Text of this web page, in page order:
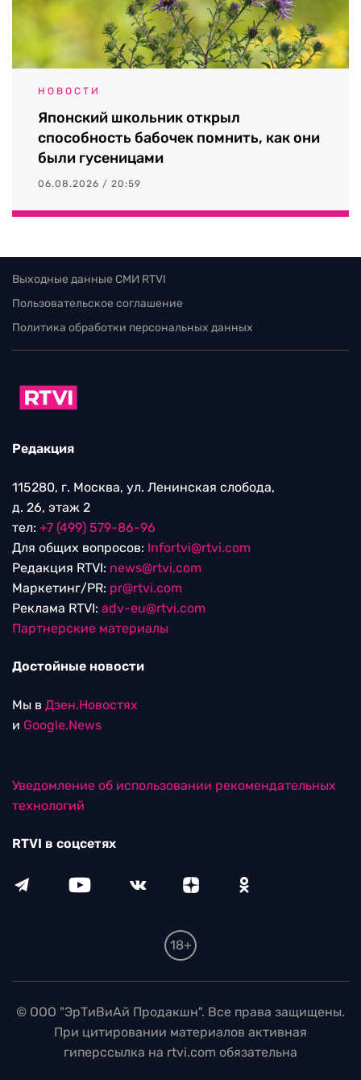
НОВОСТИ
Японский школьник открыл
способность бабочек помнить, как они
были гусеницами
06.08.2026 / 20:59
Выходные данные СМИ RTVI
Пользовательское соглашение
Политика обработки персональных данных
Редакция
115280, г. Москва, ул. Ленинская слобода,
д. 26, этаж 2
тел: +7 (499) 579-86-96
Для общих вопросов: Infortvi@rtvi.com
Редакция RTVI: news@rtvi.com
Маркетинг/PR: pr@rtvi.com
Реклама RTVI: adv-eu@rtvi.com
Партнерские материалы
Достойные новости
Мы в Дзен.Новостях
и Google.News
Уведомление об использовании рекомендательных
технологий
RTVI в соцсетях
18+
© ООО "ЭрТиВиАй Продакшн". Все права защищены.
При цитировании материалов активная
гиперссылка на rtvi.com обязательна